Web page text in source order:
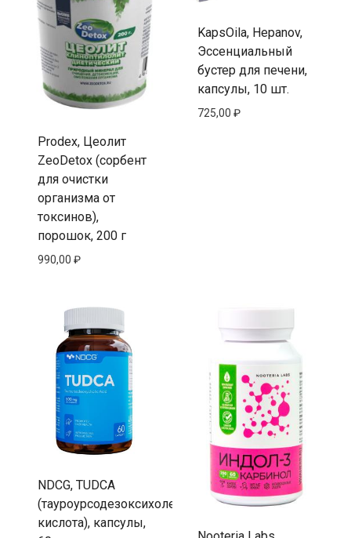
Prodex, Цеолит
ZeoDetox (сорбент
для очистки
организма от
токсинов),
порошок, 200 г
990,00 ₽
KapsOila, Hepanov,
Эссенциальный
бустер для печени,
капсулы, 10 шт.
725,00 ₽
NDCG, TUDCA
(тауроурсодезоксихолевая
кислота), капсулы,